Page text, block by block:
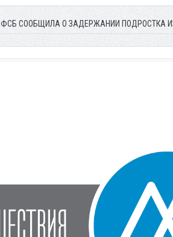
ФСБ СООБЩИЛА О ЗАДЕРЖАНИИ ПОДРОСТКА